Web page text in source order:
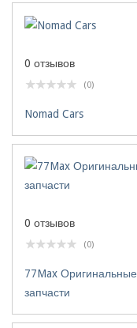
0 отзывов
(0)
Nomad Cars
0 отзывов
(0)
77Max Оригинальные
запчасти